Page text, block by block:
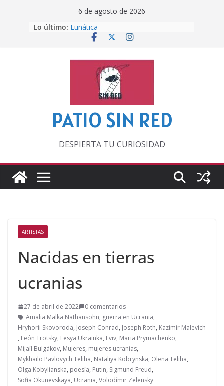
6 de agosto de 2026
Lo último: Otra del Mundial
Lunática
Pero, hasta entonces…
‘La broma infinita’ de recomendar
lecturas veraniegas
PATIO SIN RED
DESPIERTA TU CURIOSIDAD
ARTISTAS
Nacidas en tierras
ucranias
27 de abril de 2022
0 comentarios
Amalia Malka Nathansohn, guerra en Ucrania,
Hryhorii Skovoroda, Joseph Conrad, Joseph Roth, Kazimir Malevich
, León Trotsky, Lesya Ukrainka, Lviv, Maria Prymachenko,
Mijaíl Bulgákov, Mujeres, mujeres ucranias,
Mykhailo Pavlovych Teliha, Nataliya Kobrynska, Olena Teliha,
Olga Kobylianska, poesía, Putin, Sigmund Freud,
Sofia Okunevskaya, Ucrania, Volodímir Zelensky